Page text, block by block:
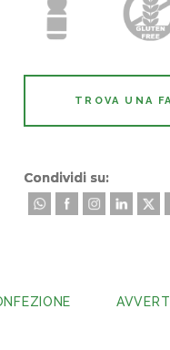
TROVA UNA
Condividi su: